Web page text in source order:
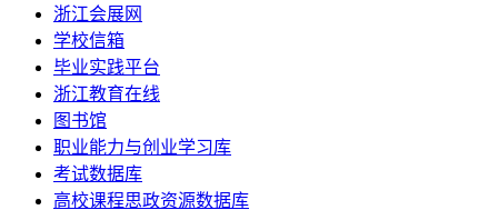
浙江会展网
学校信箱
毕业实践平台
浙江教育在线
图书馆
职业能力与创业学习库
考试数据库
高校课程思政资源数据库